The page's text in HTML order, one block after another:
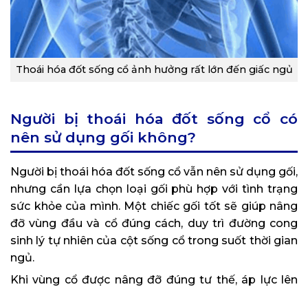
Thoái hóa đốt sống cổ ảnh hưởng rất lớn đến giấc ngủ
Người bị thoái hóa đốt sống cổ có
nên sử dụng gối không?
Người bị thoái hóa đốt sống cổ vẫn nên sử dụng gối,
nhưng cần lựa chọn loại gối phù hợp với tình trạng
sức khỏe của mình. Một chiếc gối tốt sẽ giúp nâng
đỡ vùng đầu và cổ đúng cách, duy trì đường cong
sinh lý tự nhiên của cột sống cổ trong suốt thời gian
ngủ.
Khi vùng cổ được nâng đỡ đúng tư thế, áp lực lên